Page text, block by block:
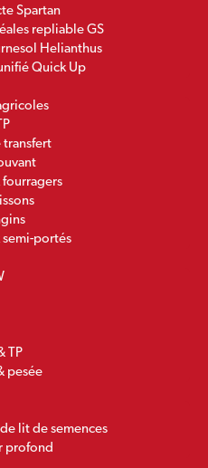
Spartan
repliable GS
Helianthus
Quick Up
transfert
fourragers
semi-portés
TP
pesée
lit de semences
profond